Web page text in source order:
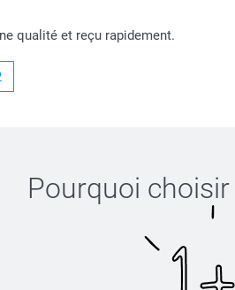
qualité et reçu rapidement.
Pourquoi choisir